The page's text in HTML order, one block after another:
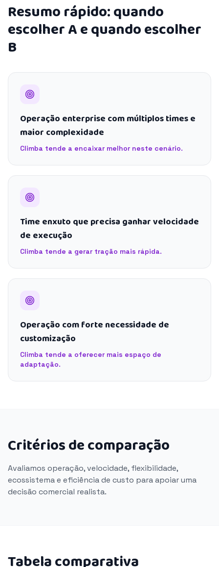
Resumo rápido: quando
escolher A e quando escolher
B
Operação enterprise com múltiplos times e
maior complexidade
Climba tende a encaixar melhor neste cenário.
Time enxuto que precisa ganhar velocidade
de execução
Climba tende a gerar tração mais rápida.
Operação com forte necessidade de
customização
Climba tende a oferecer mais espaço de
adaptação.
Critérios de comparação
Avaliamos operação, velocidade, flexibilidade,
ecossistema e eficiência de custo para apoiar uma
decisão comercial realista.
Tabela comparativa